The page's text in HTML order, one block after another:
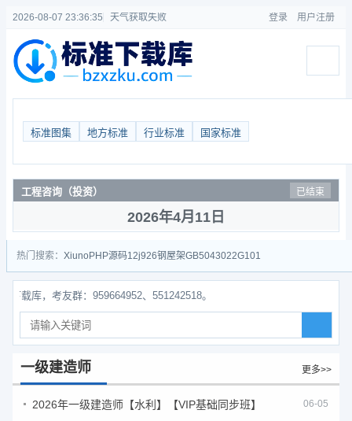
2026-08-07 23:36:35 天气获取失败 登录 用户注册
标准图集 地方标准 行业标准 国家标准
工程咨询（投资） 已结束
2026年4月11日
热门搜索： Xiuno PHP源码12j926钢屋架GB5043022G101
库，考友群：959664952、551242518。
一级建造师 更多>>
2026年一级建造师【水利】【VIP基础同步班】 06-05